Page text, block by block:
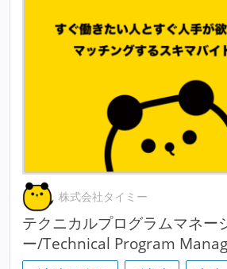
株式会社タイミー
テクニカルプログラムマネー
ー/Technical Program